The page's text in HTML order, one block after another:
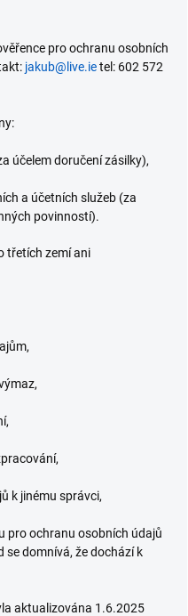
pro ochranu osobních
jakub@live.ietel: 602 572
účelem doručení zásilky),
a účetních služeb (za
povinností).
třetích zemí ani
k jinému správci,
pro ochranu osobních údajů
se domnívá, že dochází k
aktualizována 1.6.2025